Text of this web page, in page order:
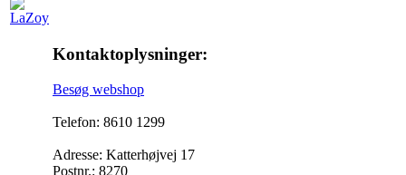
Kontaktoplysninger:
Besøg webshop
Telefon: 8610 1299
Adresse: Katterhøjvej 17
Postnr.: 8270